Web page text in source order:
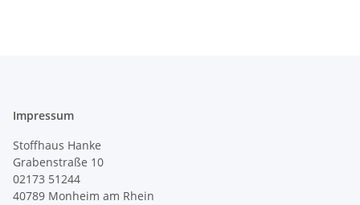
Impressum
Stoffhaus Hanke
Grabenstraße 10
02173 51244
40789 Monheim am Rhein